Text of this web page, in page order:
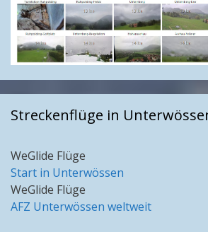
Streckenflüge in
WeGlide Flüge
Start in Unterwössen
WeGlide Flüge
AFZ Unterwössen weltweit